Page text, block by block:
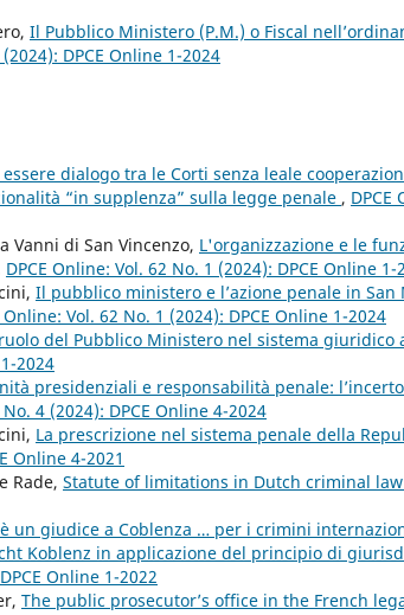
Il Pubblico Ministero (P.M.) o Fiscal
DPCE Online 1-2024
dialogo tra le Corti senza leale
“in supplenza” sulla legge penale , DPCE
Vanni di San Vincenzo, L'organizzazione e le
DPCE Online: Vol. 62 No. 1 (2024): DPCE Online 1-
Il pubblico ministero e l’azione penale in
Online: Vol. 62 No. 1 (2024): DPCE Online 1-2024
del Pubblico Ministero nel sistema giuridico
2024
presidenziali e responsabilità penale:
4 (2024): DPCE Online 4-2024
La prescrizione nel sistema penale della
Online 4-2021
Rade, Statute of limitations in Dutch criminal law
un giudice a Coblenza … per i crimini
Koblenz in applicazione del principio di
Online 1-2022
The public prosecutor’s office in the French